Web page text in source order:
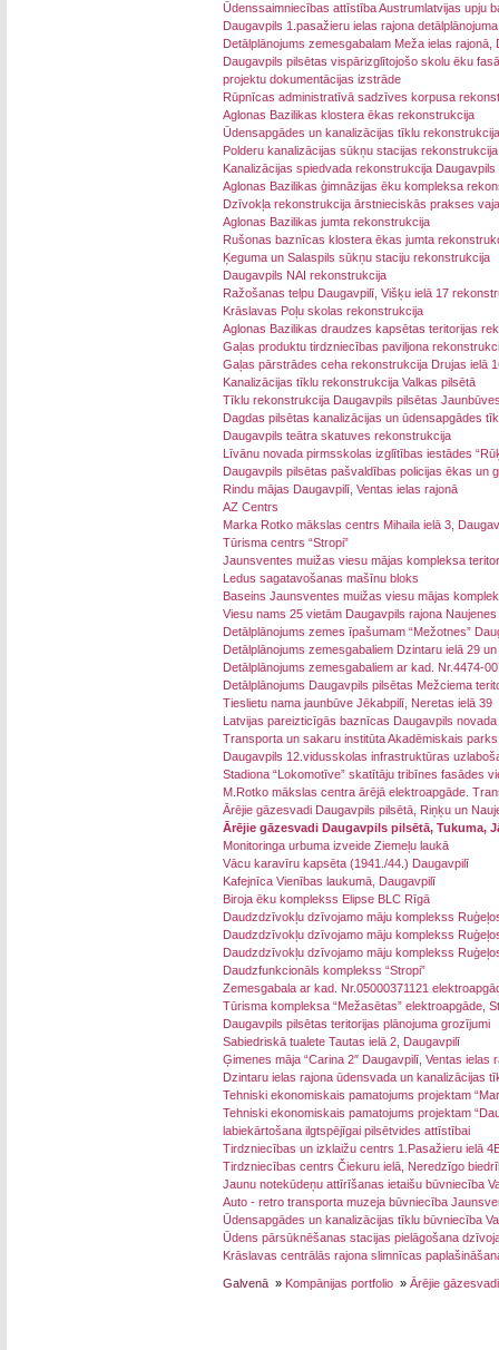
Ūdenssaimniecības attīstība Austrumlatvijas upju
Daugavpils 1.pasažieru ielas rajona
Detālplānojums zemesgabalam Meža ielas rajonā,
Daugavpils pilsētas vispārizglītojošo skolu ēku
projektu dokumentācijas izstrāde
Rūpnīcas administratīvā sadzīves korpusa
Aglonas Bazilikas klostera ēkas rekonstrukcija
Ūdensapgādes un kanalizācijas tīklu
Polderu kanalizācijas sūkņu stacijas rekonstrukcija
Kanalizācijas spiedvada rekonstrukcija
Aglonas Bazilikas ģimnāzijas ēku kompleksa
Dzīvokļa rekonstrukcija ārstnieciskās prakses
Aglonas Bazilikas jumta rekonstrukcija
Rušonas baznīcas klostera ēkas jumta
Ķeguma un Salaspils sūkņu staciju rekonstrukcija
Daugavpils NAI rekonstrukcija
Ražošanas telpu Daugavpilī, Višķu ielā 17
Krāslavas Poļu skolas rekonstrukcija
Aglonas Bazilikas draudzes kapsētas teritorijas
Gaļas produktu tirdzniecības paviljona
Gaļas pārstrādes ceha rekonstrukcija Drujas ielā
Kanalizācijas tīklu rekonstrukcija Valkas pilsētā
Tīklu rekonstrukcija Daugavpils pilsētas
Dagdas pilsētas kanalizācijas un ūdensapgādes
Daugavpils teātra skatuves rekonstrukcija
Līvānu novada pirmsskolas izglītības iestādes
Daugavpils pilsētas pašvaldības policijas ēkas un
Rindu mājas Daugavpilī, Ventas ielas rajonā
AZ Centrs
Marka Rotko mākslas centrs Mihaila ielā 3,
Tūrisma centrs “Stropi”
Jaunsventes muižas viesu mājas kompleksa
Ledus sagatavošanas mašīnu bloks
Baseins Jaunsventes muižas viesu mājas
Viesu nams 25 vietām Daugavpils rajona
Detālplānojums zemes īpašumam “Mežotnes”
Detālplānojums zemesgabaliem Dzintaru ielā 29
Detālplānojums zemesgabaliem ar kad. Nr.4474-
Detālplānojums Daugavpils pilsētas Mežciema
Tieslietu nama jaunbūve Jēkabpilī, Neretas ielā 39
Latvijas pareizticīgās baznīcas Daugavpils
Transporta un sakaru institūta Akadēmiskais parks
Daugavpils 12.vidusskolas infrastruktūras
Stadiona “Lokomotīve” skatītāju tribīnes fasādes
M.Rotko mākslas centra ārējā elektroapgāde.
Ārējie gāzesvadi Daugavpils pilsētā, Riņķu un
Ārējie gāzesvadi Daugavpils pilsētā, Tukuma,
Monitoringa urbuma izveide Ziemeļu laukā
Vācu karavīru kapsēta (1941./44.) Daugavpilī
Kafejnīca Vienības laukumā, Daugavpilī
Biroja ēku komplekss Elipse BLC Rīgā
Daudzdzīvokļu dzīvojamo māju komplekss
Daudzdzīvokļu dzīvojamo māju komplekss
Daudzdzīvokļu dzīvojamo māju komplekss
Daudzfunkcionāls komplekss “Stropi”
Zemesgabala ar kad. Nr.05000371121
Tūrisma kompleksa “Mežasētas” elektroapgāde,
Daugavpils pilsētas teritorijas plānojuma grozījumi
Sabiedriskā tualete Tautas ielā 2, Daugavpilī
Ģimenes māja “Carina 2″ Daugavpilī, Ventas ielas
Dzintaru ielas rajona ūdensvada un kanalizācijas
Tehniski ekonomiskais pamatojums projektam
Tehniski ekonomiskais pamatojums projektam
labiekārtošana ilgtspējīgai pilsētvides attīstībai
Tirdzniecības un izklaižu centrs 1.Pasažieru ielā
Tirdzniecības centrs Čiekuru ielā, Neredzīgo
Jaunu notekūdeņu attīrīšanas ietaišu būvniecība
Auto - retro transporta muzeja būvniecība
Ūdensapgādes un kanalizācijas tīklu būvniecība
Ūdens pārsūknēšanas stacijas pielāgošana
Krāslavas centrālās rajona slimnīcas
Galvenā » Kompānijas portfolio » Ārējie